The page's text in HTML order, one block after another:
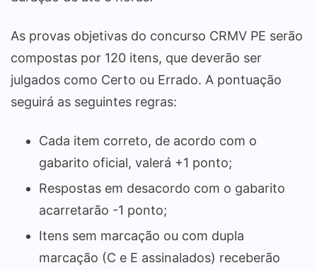
As provas objetivas do concurso CRMV PE serão
compostas por 120 itens, que deverão ser
julgados como Certo ou Errado. A pontuação
seguirá as seguintes regras:
Cada item correto, de acordo com o
gabarito oficial, valerá +1 ponto;
Respostas em desacordo com o gabarito
acarretarão -1 ponto;
Itens sem marcação ou com dupla
marcação (C e E assinalados) receberão